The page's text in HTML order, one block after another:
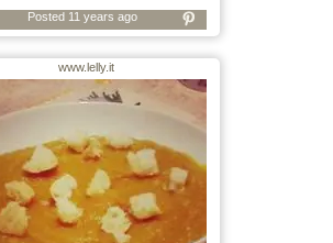
Posted 11 years ago
www.lelly.it